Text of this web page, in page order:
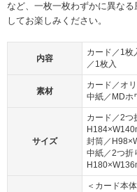
など、一枚一枚わずかに異な
してお楽しみください。
内容
カード／1枚
／1枚入
素材
カード／オ
中紙／MDホ
サイズ
カード／2つ
封筒／
中紙／2つ折
＜カード本体